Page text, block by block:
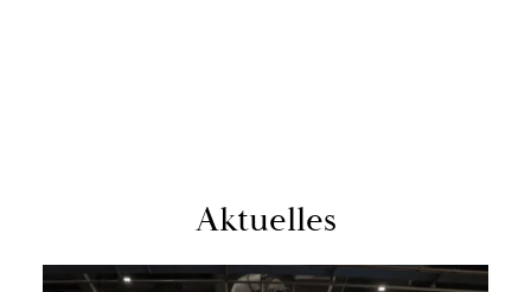
Ak­tu­el­les